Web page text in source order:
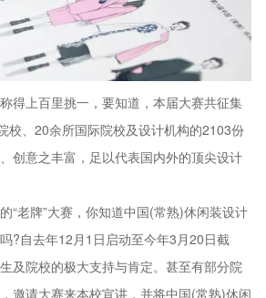
得上百里挑一，要知道，本届大赛共征集
校、20余所国际院校及设计机构的2103份
创意之丰富，足以代表国内外的顶尖设计
“老牌”大赛，你知道中国(常熟)休闲装设计
?自去年12月1日启动至今年3月20日截
及院校的极大支持与肯定。甚至有部分院
邀请大赛来本校宣讲，并将中国(常熟)休闲